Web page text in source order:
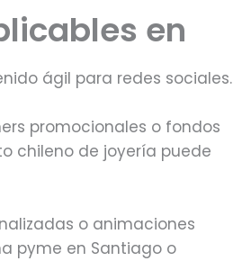
en
ágil para redes sociales.
promocionales o fondos
chileno de joyería puede
o animaciones
pyme en Santiago o